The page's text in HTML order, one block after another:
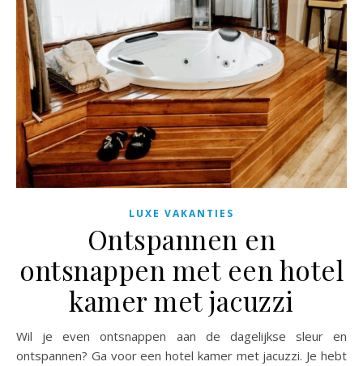
LUXE VAKANTIES
Ontspannen en
ontsnappen met een hotel
kamer met jacuzzi
Wil je even ontsnappen aan de dagelijkse sleur en
ontspannen? Ga voor een hotel kamer met jacuzzi. Je hebt